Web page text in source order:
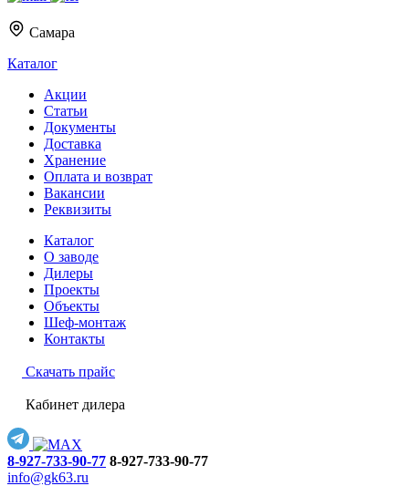
Самара
Каталог
Акции
Статьи
Документы
Доставка
Хранение
Оплата и возврат
Вакансии
Реквизиты
Каталог
О заводе
Дилеры
Проекты
Объекты
Шеф-монтаж
Контакты
Скачать прайс
Кабинет дилера
8-927-733-90-77 8-927-733-90-77
info@gk63.ru